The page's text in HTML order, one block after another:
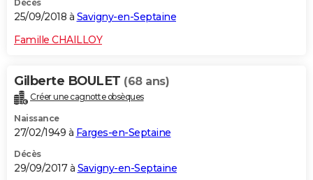
Décès
25/09/2018 à Savigny-en-Septaine
Famille CHAILLOY
Gilberte BOULET (68 ans)
Créer une cagnotte obsèques
Naissance
27/02/1949 à Farges-en-Septaine
Décès
29/09/2017 à Savigny-en-Septaine